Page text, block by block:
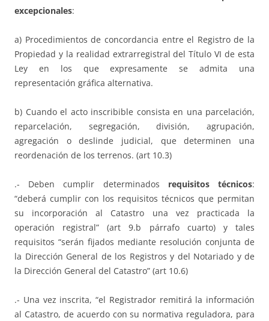
excepcionales:
a) Procedimientos de concordancia entre el Registro de la
Propiedad y la realidad extrarregistral del Título VI de esta
Ley en los que expresamente se admita una
representación gráfica alternativa.
b) Cuando el acto inscribible consista en una parcelación,
reparcelación, segregación, división, agrupación,
agregación o deslinde judicial, que determinen una
reordenación de los terrenos. (art 10.3)
.- Deben cumplir determinados requisitos técnicos:
“deberá cumplir con los requisitos técnicos que permitan
su incorporación al Catastro una vez practicada la
operación registral” (art 9.b párrafo cuarto) y tales
requisitos “serán fijados mediante resolución conjunta de
la Dirección General de los Registros y del Notariado y de
la Dirección General del Catastro” (art 10.6)
.- Una vez inscrita, “el Registrador remitirá la información
al Catastro, de acuerdo con su normativa reguladora, para